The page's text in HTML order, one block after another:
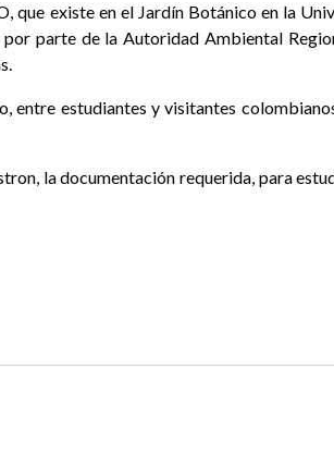
existe en el Jardín Botánico en la
parte de la Autoridad Ambiental
entre estudiantes y visitantes
la documentación requerida, para